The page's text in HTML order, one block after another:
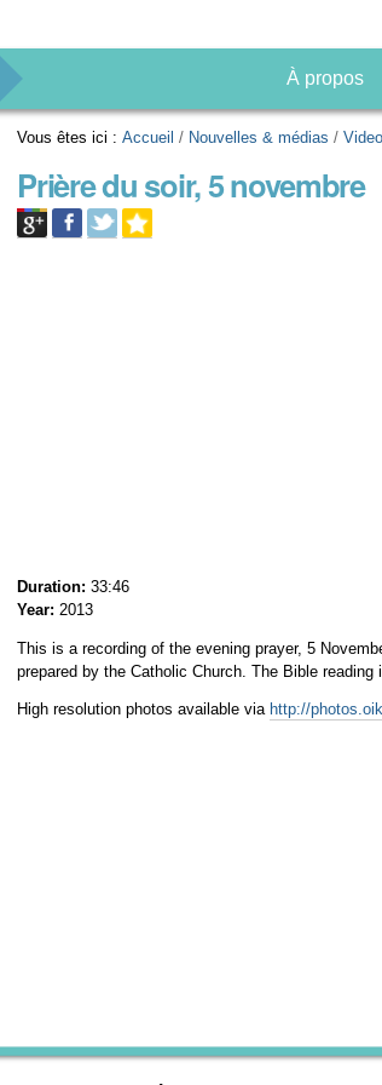
À propos
Vous êtes ici : Accueil / Nouvelles & médias /Video
Prière du soir, 5 novembre
Duration: 33:46
Year: 2013
This is a recording of the evening prayer, 5
prepared by the Catholic Church. The Bible reading
High resolution photos available via http://